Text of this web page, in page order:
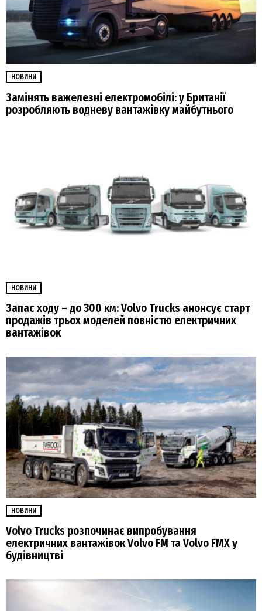
НОВИНИ
Замінять важелезні електромобілі: у Британії
розробляють водневу вантажівку майбутнього
НОВИНИ
Запас ходу – до 300 км: Volvo Trucks анонсує старт
продажів трьох моделей повністю електричних
вантажівок
НОВИНИ
Volvo Trucks розпочинає випробування
електричних вантажівок Volvo FM та Volvo FMX у
будівництві